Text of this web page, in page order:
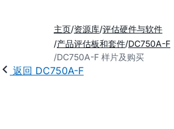
主页 资源库 评估硬件与软件
产品评估板和套件 DC750A-F
DC750A-F 样片及购买
返回 DC750A-F